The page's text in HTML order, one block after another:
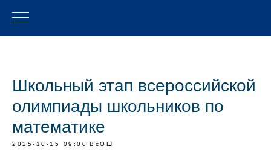
Школьный этап всероссийской
олимпиады школьников по
математике
2025-10-15 09:00 ВсОШ